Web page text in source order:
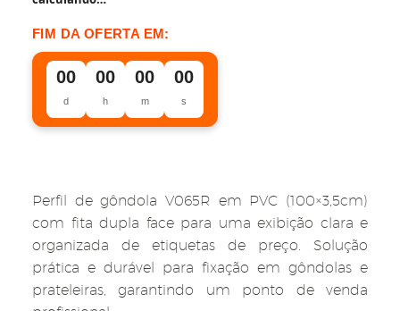
em
avaliações
de clientes
Original
Era:
R$25,39.
É:
FIM DA OFERTA EM:
00
d
00
h
00
m
00
s
Perfil de gôndola V065R em PVC (100×3,5cm)
com fita dupla face para uma exibição clara e
organizada de etiquetas de preço. Solução
prática e durável para fixação em gôndolas e
prateleiras, garantindo um ponto de venda